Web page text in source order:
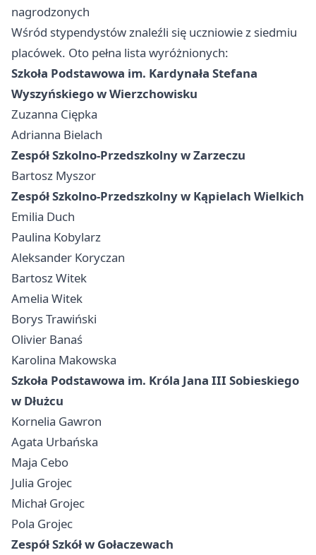
nagrodzonych
Wśród stypendystów znaleźli się uczniowie z siedmiu
placówek. Oto pełna lista wyróżnionych:
Szkoła Podstawowa im. Kardynała Stefana
Wyszyńskiego w Wierzchowisku
Zuzanna Ciępka
Adrianna Bielach
Zespół Szkolno-Przedszkolny w Zarzeczu
Bartosz Myszor
Zespół Szkolno-Przedszkolny w Kąpielach Wielkich
Emilia Duch
Paulina Kobylarz
Aleksander Koryczan
Bartosz Witek
Amelia Witek
Borys Trawiński
Olivier Banaś
Karolina Makowska
Szkoła Podstawowa im. Króla Jana III Sobieskiego
w Dłużcu
Kornelia Gawron
Agata Urbańska
Maja Cebo
Julia Grojec
Michał Grojec
Pola Grojec
Zespół Szkół w Gołaczewach